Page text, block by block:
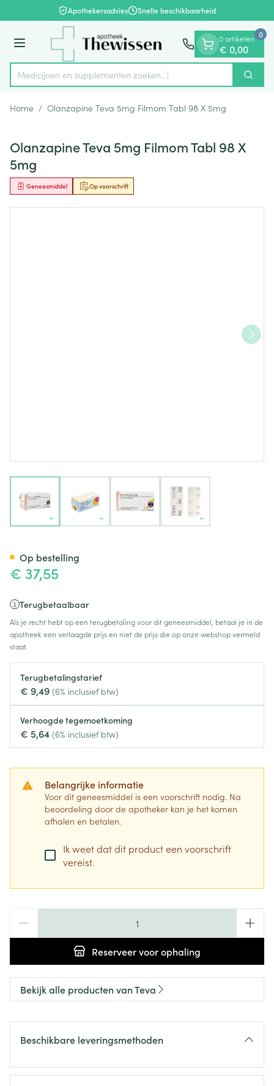
Ga naar de inhoudApothekersadvies Snelle beschikbaarheid
Menu
Product, merk, categorie...
Medicijnen en supplementen zoeken. Zoek
0 artikelen
€ 0,00
0
Home / Olanzapine Teva 5mg Filmom Tabl 98 X 5mg
Olanzapine Teva 5mg Filmom Tabl 98 X
5mg
Op voorschrift
Geneesmiddel
View larger imageView larger image
€ 37,55
Terugbetaalbaar
Als je recht hebt op een terugbetaling voor dit geneesmiddel, betaal je in de
apotheek een verlaagde prijs en niet de prijs die op onze webshop vermeld
staat.
Terugbetalingstarief
€ 9,49 (6% inclusief btw)
Verhoogde tegemoetkoming
€ 5,64 (6% inclusief btw)
Belangrijke informatie
Voor dit geneesmiddel is een voorschrift nodig. Na
beoordeling door de apotheker kan je het komen
afhalen en betalen.
Ik weet dat dit product een voorschrift
vereist.
Reserveervoor ophaling
Op bestelling
Bekijk alle producten van Teva
Beschikbare leveringsmethoden